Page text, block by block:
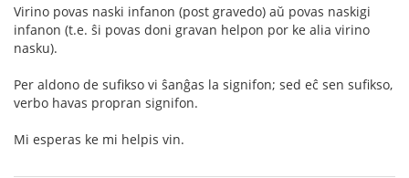
Virino povas naski infanon (post gravedo) aŭ povas naskigi
infanon (t.e. ŝi povas doni gravan helpon por ke alia virino
nasku).
Per aldono de sufikso vi ŝanĝas la signifon; sed eĉ sen sufikso,
verbo havas propran signifon.
Mi esperas ke mi helpis vin.